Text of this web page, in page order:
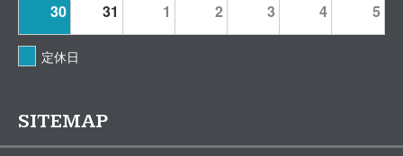
30
31 1 2 3 4 5
定休日
SITEMAP